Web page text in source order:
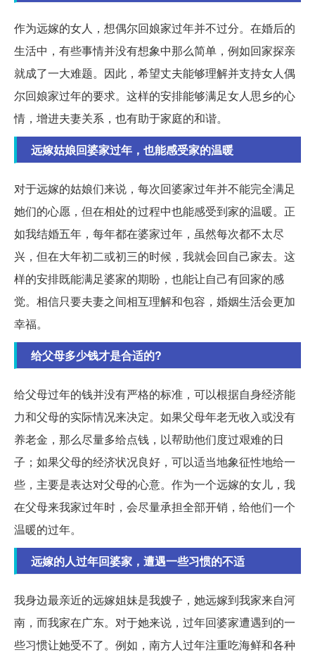
作为远嫁的女人，想偶尔回娘家过年并不过分。在婚后的
生活中，有些事情并没有想象中那么简单，例如回家探亲
就成了一大难题。因此，希望丈夫能够理解并支持女人偶
尔回娘家过年的要求。这样的安排能够满足女人思乡的心
情，增进夫妻关系，也有助于家庭的和谐。
远嫁姑娘回婆家过年，也能感受家的温暖
对于远嫁的姑娘们来说，每次回婆家过年并不能完全满足
她们的心愿，但在相处的过程中也能感受到家的温暖。正
如我结婚五年，每年都在婆家过年，虽然每次都不太尽
兴，但在大年初二或初三的时候，我就会回自己家去。这
样的安排既能满足婆家的期盼，也能让自己有回家的感
觉。相信只要夫妻之间相互理解和包容，婚姻生活会更加
幸福。
给父母多少钱才是合适的?
给父母过年的钱并没有严格的标准，可以根据自身经济能
力和父母的实际情况来决定。如果父母年老无收入或没有
养老金，那么尽量多给点钱，以帮助他们度过艰难的日
子；如果父母的经济状况良好，可以适当地象征性地给一
些，主要是表达对父母的心意。作为一个远嫁的女儿，我
在父母来我家过年时，会尽量承担全部开销，给他们一个
温暖的过年。
远嫁的人过年回婆家，遭遇一些习惯的不适
我身边最亲近的远嫁姐妹是我嫂子，她远嫁到我家来自河
南，而我家在广东。对于她来说，过年回婆家遭遇到的一
些习惯让她受不了。例如，南方人过年注重吃海鲜和各种